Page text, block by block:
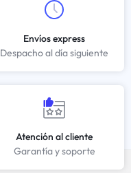
Envíos express
Despacho al día siguiente
Atención al cliente
Garantía y soporte